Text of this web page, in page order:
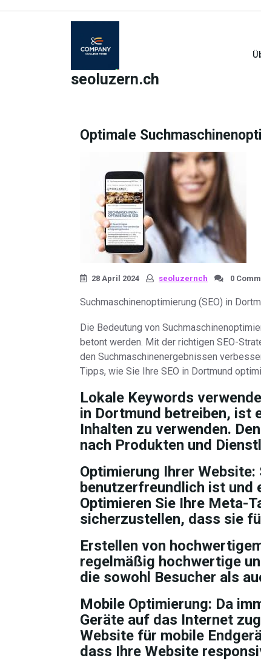
seoluzern.ch
Optimale
28 April 2024 seoluzernch 0
Suchmaschinenoptimierung (SEO) in
Die Bedeutung von
betont werden. Mit der richtigen SEO-
den Suchmaschinenergebnissen
Tipps, wie Sie Ihre SEO in Dortmund
Lokale Keywords
in Dortmund betreiben, ist
Inhalten zu verwenden.
nach Produkten und
Optimierung Ihrer Website:
benutzerfreundlich ist und
Optimieren Sie Ihre Meta-
sicherzustellen, dass sie
Erstellen von
regelmäßig hochwertige
die sowohl Besucher als
Mobile Optimierung: Da
Geräte auf das Internet
Website für mobile
dass Ihre Website